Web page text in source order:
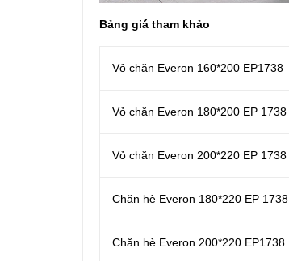
Bảng giá tham khảo
Vỏ chăn Everon 160*200 EP1738
Vỏ chăn Everon 180*200 EP 1738
Vỏ chăn Everon 200*220 EP 1738
Chăn hè Everon 180*220 EP 1738
Chăn hè Everon 200*220 EP1738